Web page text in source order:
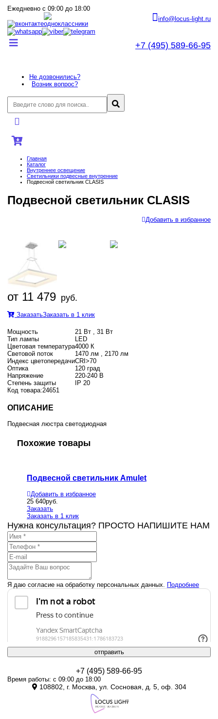
Ежедневно с 09:00 до 18:00
info@locus-light.ru
+7 (495) 589-66-95
Не дозвонились?
Возник вопрос?
Главная
Каталог
Внутреннее оcвещение
Светильники подвесные внутренние
Подвесной светильник CLASIS
Подвесной светильник CLASIS
Добавить в избранное
от 11 479 руб.
ЗаказатьЗаказать в 1 клик
Мощность
21 Вт , 31 Вт
Тип лампы
LED
Цветовая температура4000 К
Световой поток
1470 лм , 2170 лм
Индекс цветопередачиCRI>70
Оптика
120 град
Напряжение
220-240 В
Степень защиты
IP 20
Код товара:24651
ОПИСАНИЕ
Подвесная люстра светодиодная
Похожие товары
Подвесной светильник Amulet
Добавить в избранное
25 640руб.
Заказать
Заказать в 1 клик
Нужна консультация? ПРОСТО НАПИШИТЕ НАМ
Я даю согласие на обработку персональных данных. Подробнее
отправить
+7 (495) 589-66-95
Время работы: с 09:00 до 18:00
108802, г. Москва, ул. Сосновая, д. 5, оф. 304